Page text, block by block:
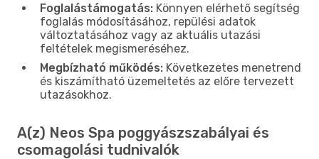
Foglalástámogatás: Könnyen elérhető segítség
foglalás módosításához, repülési adatok
változtatásához vagy az aktuális utazási
feltételek megismeréséhez.
Megbízható működés: Következetes menetrend
és kiszámítható üzemeltetés az előre tervezett
utazásokhoz.
A(z) Neos Spa poggyászszabályai és
csomagolási tudnivalók